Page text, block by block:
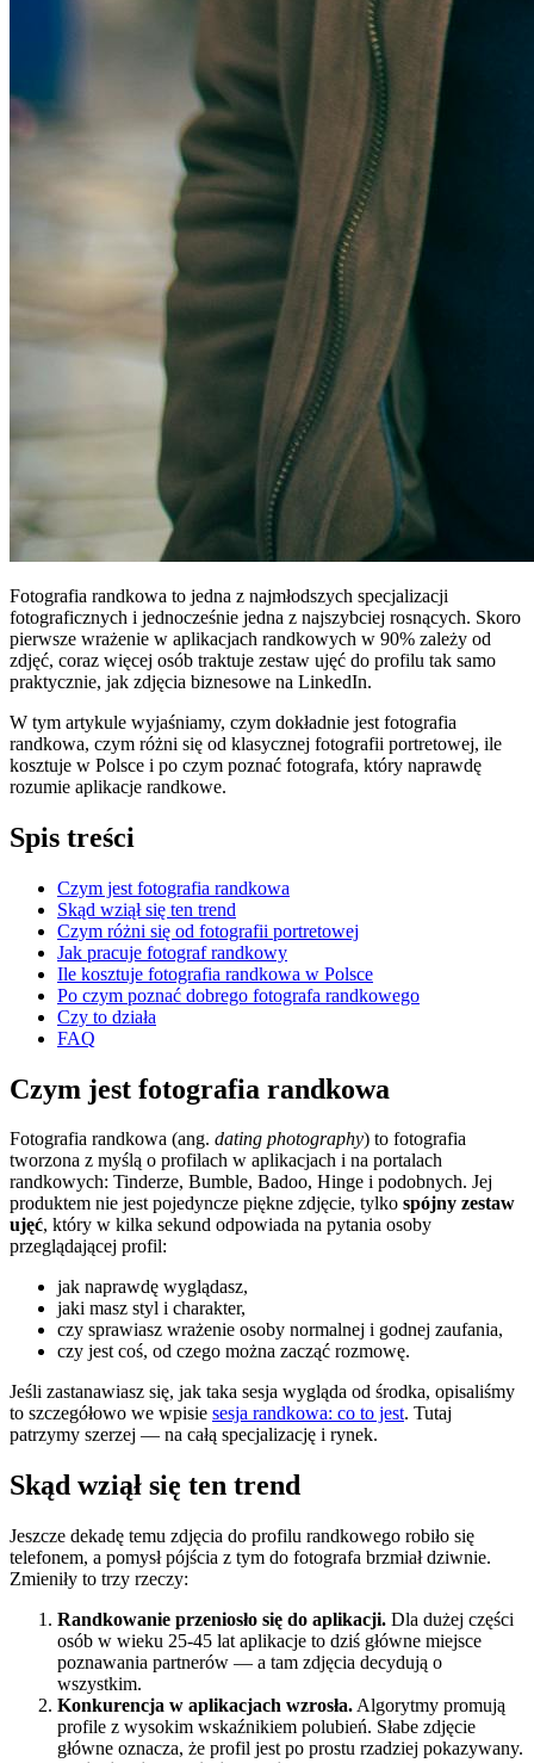
Fotografia randkowa to jedna z najmłodszych specjalizacji
fotograficznych i jednocześnie jedna z najszybciej rosnących. Skoro
pierwsze wrażenie w aplikacjach randkowych w 90% zależy od
zdjęć, coraz więcej osób traktuje zestaw ujęć do profilu tak samo
praktycznie, jak zdjęcia biznesowe na LinkedIn.
W tym artykule wyjaśniamy, czym dokładnie jest fotografia
randkowa, czym różni się od klasycznej fotografii portretowej, ile
kosztuje w Polsce i po czym poznać fotografa, który naprawdę
rozumie aplikacje randkowe.
Spis treści
Czym jest fotografia randkowa
Skąd wziął się ten trend
Czym różni się od fotografii portretowej
Jak pracuje fotograf randkowy
Ile kosztuje fotografia randkowa w Polsce
Po czym poznać dobrego fotografa randkowego
Czy to działa
FAQ
Czym jest fotografia randkowa
Fotografia randkowa (ang. dating photography) to fotografia
tworzona z myślą o profilach w aplikacjach i na portalach
randkowych: Tinderze, Bumble, Badoo, Hinge i podobnych. Jej
produktem nie jest pojedyncze piękne zdjęcie, tylko spójny zestaw
ujęć, który w kilka sekund odpowiada na pytania osoby
przeglądającej profil:
jak naprawdę wyglądasz,
jaki masz styl i charakter,
czy sprawiasz wrażenie osoby normalnej i godnej zaufania,
czy jest coś, od czego można zacząć rozmowę.
Jeśli zastanawiasz się, jak taka sesja wygląda od środka, opisaliśmy
to szczegółowo we wpisie sesja randkowa: co to jest. Tutaj
patrzymy szerzej — na całą specjalizację i rynek.
Skąd wziął się ten trend
Jeszcze dekadę temu zdjęcia do profilu randkowego robiło się
telefonem, a pomysł pójścia z tym do fotografa brzmiał dziwnie.
Zmieniły to trzy rzeczy:
Randkowanie przeniosło się do aplikacji. Dla dużej części
osób w wieku 25-45 lat aplikacje to dziś główne miejsce
poznawania partnerów — a tam zdjęcia decydują o
wszystkim.
Konkurencja w aplikacjach wzrosła. Algorytmy promują
profile z wysokim wskaźnikiem polubień. Słabe zdjęcie
główne oznacza, że profil jest po prostu rzadziej pokazywany.